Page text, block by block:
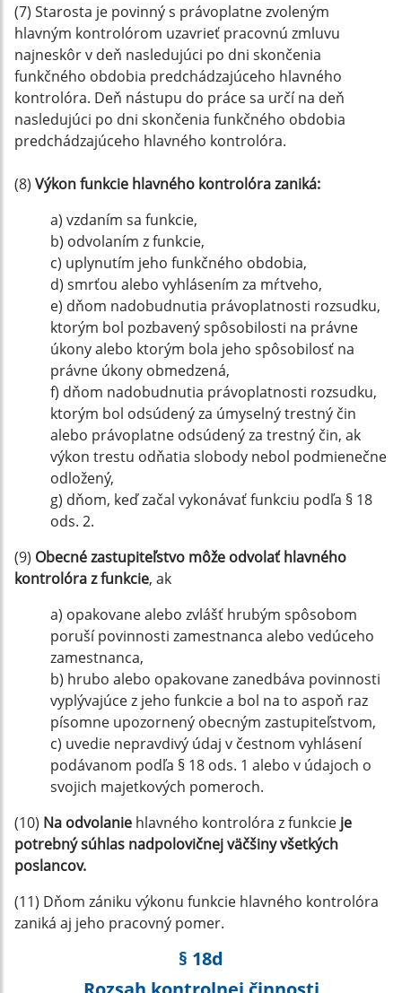
(7) Starosta je povinný s právoplatne zvoleným
hlavným kontrolórom uzavrieť pracovnú zmluvu
najneskôr v deň nasledujúci po dni skončenia
funkčného obdobia predchádzajúceho hlavného
kontrolóra. Deň nástupu do práce sa určí na deň
nasledujúci po dni skončenia funkčného obdobia
predchádzajúceho hlavného kontrolóra.
(8) Výkon funkcie hlavného kontrolóra zaniká:
a) vzdaním sa funkcie,
b) odvolaním z funkcie,
c) uplynutím jeho funkčného obdobia,
d) smrťou alebo vyhlásením za mŕtveho,
e) dňom nadobudnutia právoplatnosti rozsudku,
ktorým bol pozbavený spôsobilosti na právne
úkony alebo ktorým bola jeho spôsobilosť na
právne úkony obmedzená,
f) dňom nadobudnutia právoplatnosti rozsudku,
ktorým bol odsúdený za úmyselný trestný čin
alebo právoplatne odsúdený za trestný čin, ak
výkon trestu odňatia slobody nebol podmienečne
odložený,
g) dňom, keď začal vykonávať funkciu podľa § 18
ods. 2.
(9) Obecné zastupiteľstvo môže odvolať hlavného
kontrolóra z funkcie, ak
a) opakovane alebo zvlášť hrubým spôsobom
poruší povinnosti zamestnanca alebo vedúceho
zamestnanca,
b) hrubo alebo opakovane zanedbáva povinnosti
vyplývajúce z jeho funkcie a bol na to aspoň raz
písomne upozornený obecným zastupiteľstvom,
c) uvedie nepravdivý údaj v čestnom vyhlásení
podávanom podľa § 18 ods. 1 alebo v údajoch o
svojich majetkových pomeroch.
(10) Na odvolanie hlavného kontrolóra z funkcie je
potrebný súhlas nadpolovičnej väčšiny všetkých
poslancov.
(11) Dňom zániku výkonu funkcie hlavného kontrolóra
zaniká aj jeho pracovný pomer.
§ 18d